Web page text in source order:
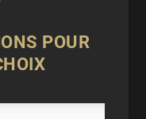
POUR